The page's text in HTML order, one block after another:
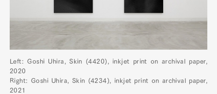
Left: Goshi Uhira, Skin (4420), inkjet print on archival paper,
2020
Right: Goshi Uhira, Skin (4234), inkjet print on archival paper,
2021